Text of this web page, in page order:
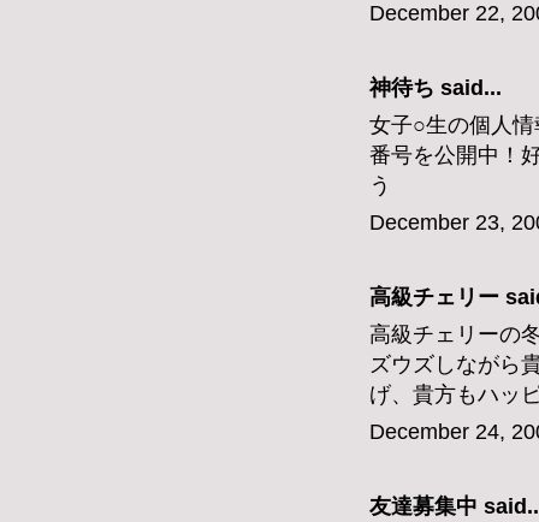
December 22,
神待ち said...
女子○生の個人
番号を公開中！
う
December 23,
高級チェリー
高級チェリーの
ズウズしながら
げ、貴方もハッ
December 24,
友達募集中